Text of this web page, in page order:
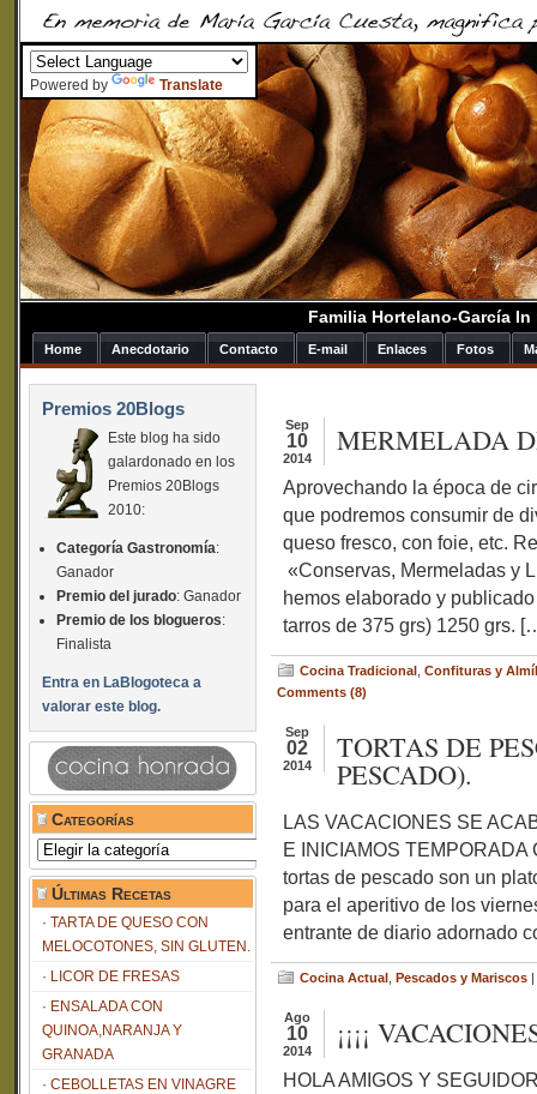
Powered by Translate
Familia Hortelano-García
Home Anecdotario Contacto E-mail Enlaces Fotos
Premios 20Blogs
Este blog ha sido
galardonado en los
Premios 20Blogs
2010:
Categoría Gastronomía:
Ganador
Premio del jurado: Ganador
Premio de los blogueros:
Finalista
Entra en LaBlogoteca a
valorar este blog.
Categorías
Categorías
Últimas Recetas
TARTA DE QUESO CON
MELOCOTONES, SIN GLUTEN.
LICOR DE FRESAS
ENSALADA CON
QUINOA,NARANJA Y
GRANADA
CEBOLLETAS EN VINAGRE
Sep
10
2014
MERMELADA
Aprovechando la época de
que podremos consumir de
queso fresco, con foie, etc.
«Conservas, Mermeladas y
hemos elaborado y
tarros de 375 grs) 1250 grs.
Cocina Tradicional Confituras y
Comments (8)
Sep
02
2014
TORTAS DE
PESCADO).
LAS VACACIONES SE
E INICIAMOS
tortas de pescado son un
para el aperitivo de los
entrante de diario adornado
Cocina Actual Pescados y Mariscos |
Ago
10
2014
¡¡¡¡
HOLA AMIGOS Y